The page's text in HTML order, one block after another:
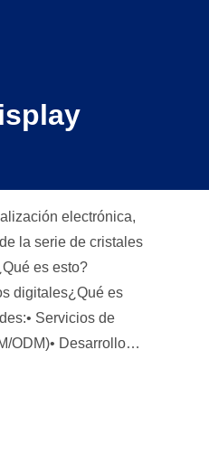
electrónica,
la serie de cristales
es esto?
digitales¿Qué es
ODM)• Desarrollo